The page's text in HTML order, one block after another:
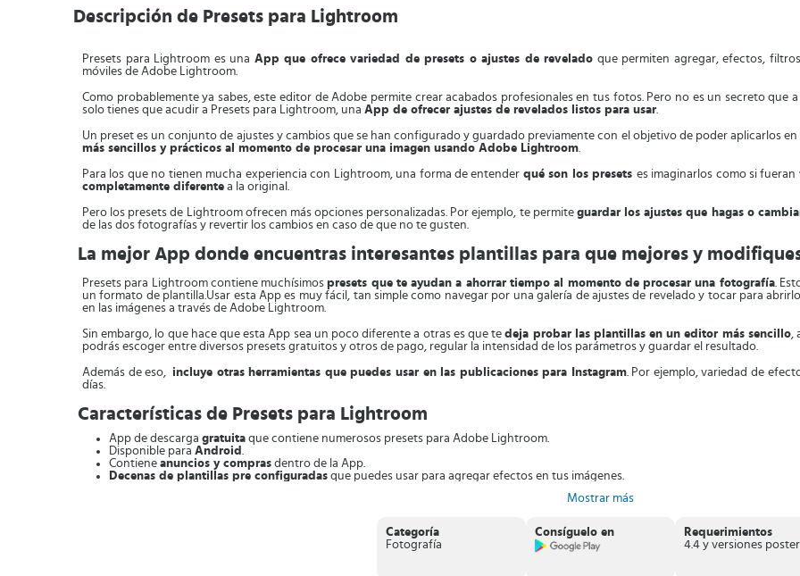
Descripción de Presets para Lightroom
Presets para Lightroom es una App que ofrece variedad de presets o ajustes de revelado que permiten agregar, efectos,
móviles de Adobe Lightroom.
Como probablemente ya sabes, este editor de Adobe permite crear acabados profesionales en tus fotos. Pero no es un secreto que
solo tienes que acudir a Presets para Lightroom, una App de ofrecer ajustes de revelados listos para usar.
Un preset es un conjunto de ajustes y cambios que se han configurado y guardado previamente con el objetivo de poder aplicarlos
más sencillos y prácticos al momento de procesar una imagen usando Adobe Lightroom.
Para los que no tienen mucha experiencia con Lightroom, una forma de entender qué son los presets es imaginarlos como si fueran
completamente diferente a la original.
Pero los presets de Lightroom ofrecen más opciones personalizadas. Por ejemplo, te permite guardar los ajustes que hagas o
de las dos fotografías y revertir los cambios en caso de que no te gusten.
La mejor App donde encuentras interesantes plantillas para que mejores y
Presets para Lightroom contiene muchísimospresets que te ayudan a ahorrar tiempo al momento de procesar una fotografía.
un formato de plantilla.Usar esta App es muy fácil, tan simple como navegar por una galería de ajustes de revelado y tocar para
en las imágenes a través de Adobe Lightroom.
Sin embargo, lo que hace que esta App sea un poco diferente a otras es que tedeja probar las plantillas en un editor más sencillo,
podrás escoger entre diversos presets gratuitos y otros de pago, regular la intensidad de los parámetros y guardar el resultado.
Además de eso, incluye otras herramientas que puedes usar en las publicaciones para Instagram. Por ejemplo, variedad de
días.
Características de Presets para Lightroom
App de descarga gratuita que contiene numerosos presets para Adobe Lightroom.
Disponible para Android .
Contiene anuncios y compras dentro de la App.
Decenas de plantillas pre configuradas que puedes usar para agregar efectos en tus imágenes.
herramientas para usar con Instagram
descargar Presets para Lightroom encontrarás interesantes plantillaspara que mejores y modifiques
Mostrar más
Categoría
Fotografía
Consíguelo en
Requerimientos